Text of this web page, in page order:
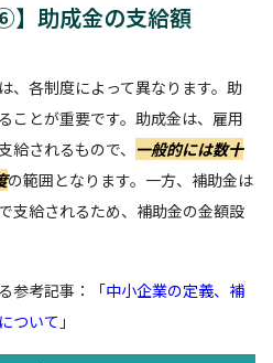
】助成金の支給額
、各制度によって異なります。助
ことが重要です。助成金は、雇用
されるもので、 一般的には数十
の範囲となります。一方、補助金は
支給されるため、補助金の金額設
参考記事：「中小企業の定義、補
ついて 」